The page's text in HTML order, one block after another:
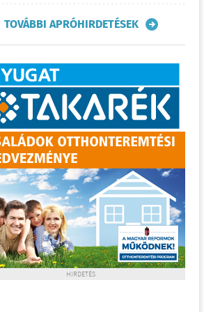
TOVÁBBI APRÓHIRDETÉSEK
HIRDETÉS